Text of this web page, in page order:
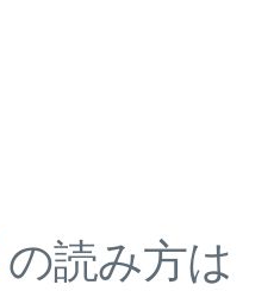
の読み方は